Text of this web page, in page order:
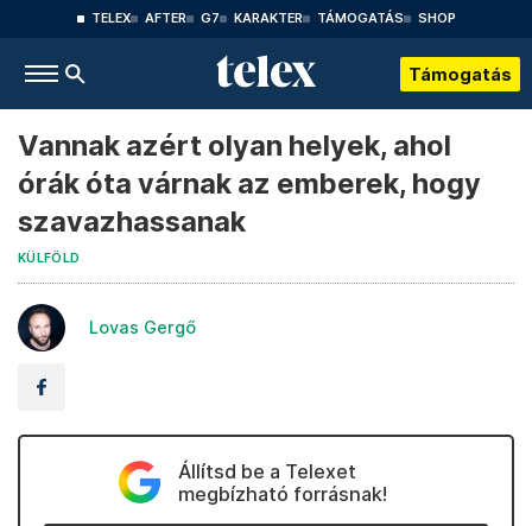
TELEX AFTER G7 KARAKTER TÁMOGATÁS SHOP
Támogatás
Vannak azért olyan helyek, ahol
órák óta várnak az emberek, hogy
szavazhassanak
KÜLFÖLD
Lovas Gergő
Állítsd be a Telexet
megbízható forrásnak!